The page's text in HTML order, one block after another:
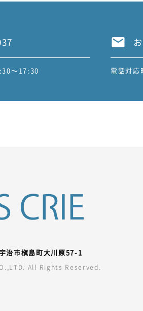
～17:30 電話対応
治市槇島町大川原57-1
All Rights Reserved.